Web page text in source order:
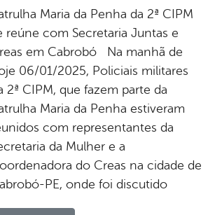
Maria da Penha da 2ª CIPM
reúne com Secretaria Juntas e
em Cabrobó Na manhã de
06/01/2025, Policiais militares
2ª CIPM, que fazem parte da
Maria da Penha estiveram
com representantes da
da Mulher e a
do Creas na cidade de
PE, onde foi discutido